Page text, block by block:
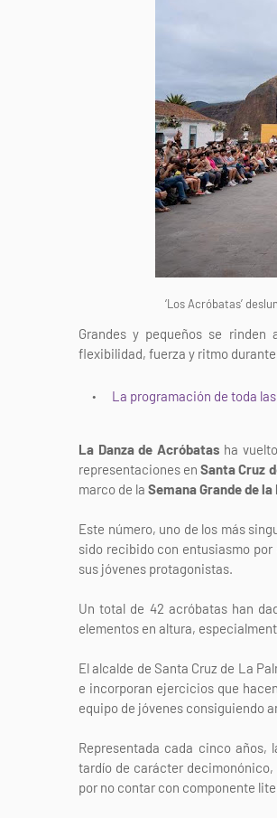
‘Los Acróbatas’
Grandes y pequeños se
flexibilidad, fuerza y ritmo
La programación de toda
La Danza de Acróbatas ha
representaciones enSanta Cruz
marco de la Semana Grande de
Este número, uno de los más
sido recibido con entusiasmo
sus jóvenes protagonistas.
Un total de 42 acróbatas han
elementos en altura,
El alcalde de Santa Cruz de La
e incorporan ejercicios que
equipo de jóvenes consiguiendo
Representada cada cinco años,
tardío de carácter
por no contar con componente